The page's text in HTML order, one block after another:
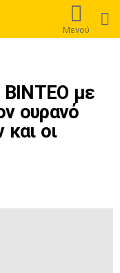
Μενού
ΒΙΝΤΕΟ με
ουρανό
οι